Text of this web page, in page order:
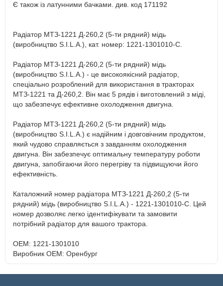
Є також із латунними бачками. див. код 171192
Радіатор МТЗ-1221 Д-260,2 (5-ти рядний) мідь
(виробництво S.I.L.A.), кат. номер: 1221-1301010-С.
Радіатор МТЗ-1221 Д-260,2 (5-ти рядний) мідь
(виробництво S.I.L.A.) - це високоякісний радіатор,
спеціально розроблений для використання в тракторах
МТЗ-1221 та Д-260,2. Він має 5 рядів і виготовлений з міді,
що забезпечує ефективне охолодження двигуна.
Радіатор МТЗ-1221 Д-260,2 (5-ти рядний) мідь
(виробництво S.I.L.A.) є надійним і довговічним продуктом,
який чудово справляється з завданням охолодження
двигуна. Він забезпечує оптимальну температуру роботи
двигуна, запобігаючи його перегріву та підвищуючи його
ефективність.
Каталожний номер радіатора МТЗ-1221 Д-260,2 (5-ти
рядний) мідь (виробництво S.I.L.A.) - 1221-1301010-С. Цей
номер дозволяє легко ідентифікувати та замовити
потрібний радіатор для вашого трактора.
OEM: 1221-1301010
Виробник OEM: Оренбург